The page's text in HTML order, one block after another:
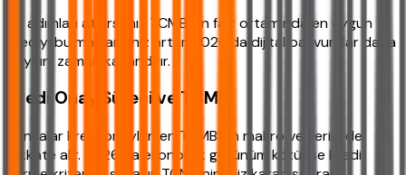
Bu adımları atlarsanız TCMB’nin faiz ortamında en uygun
krediyi bulma şansınız artar. 2026’da dijital başvurular daha
yaygın, zaman kazandırır.
Kredi Onay Süreci ve TCMB
Bankalar kredi onaylarken TCMB’nin makro verilerini de
dikkate alır. 2026’da ekonomik görünüm kötüyse kredi